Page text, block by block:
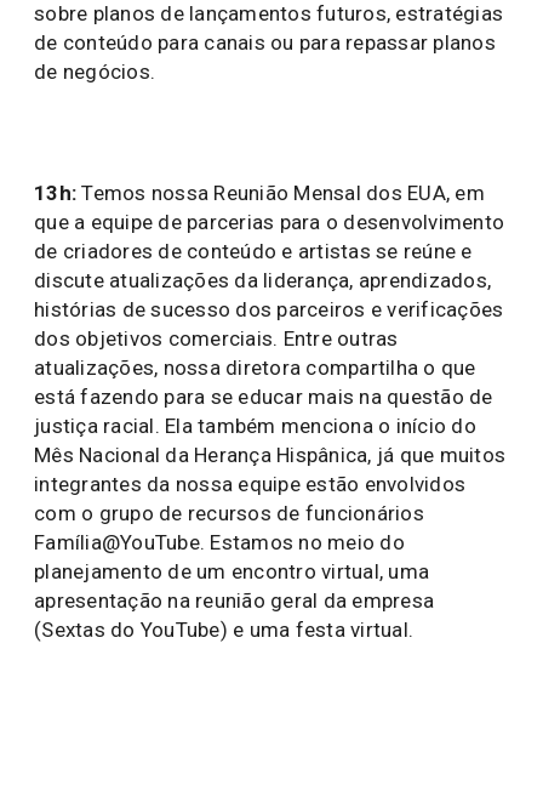
sobre planos de lançamentos futuros, estratégias
de conteúdo para canais ou para repassar planos
de negócios.
13h: Temos nossa Reunião Mensal dos EUA, em
que a equipe de parcerias para o desenvolvimento
de criadores de conteúdo e artistas se reúne e
discute atualizações da liderança, aprendizados,
histórias de sucesso dos parceiros e verificações
dos objetivos comerciais. Entre outras
atualizações, nossa diretora compartilha o que
está fazendo para se educar mais na questão de
justiça racial. Ela também menciona o início do
Mês Nacional da Herança Hispânica, já que muitos
integrantes da nossa equipe estão envolvidos
com o grupo de recursos de funcionários
Família@YouTube. Estamos no meio do
planejamento de um encontro virtual, uma
apresentação na reunião geral da empresa
(Sextas do YouTube) e uma festa virtual.